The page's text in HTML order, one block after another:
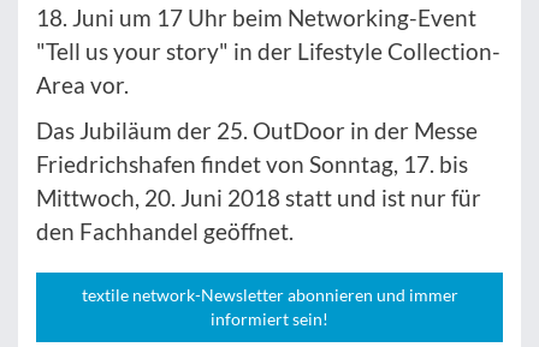
18. Juni um 17 Uhr beim Networking-Event
"Tell us your story" in der Lifestyle Collection-
Area vor.
Das Jubiläum der 25. OutDoor in der Messe
Friedrichshafen findet von Sonntag, 17. bis
Mittwoch, 20. Juni 2018 statt und ist nur für
den Fachhandel geöffnet.
textile network-Newsletter abonnieren und immer
informiert sein!